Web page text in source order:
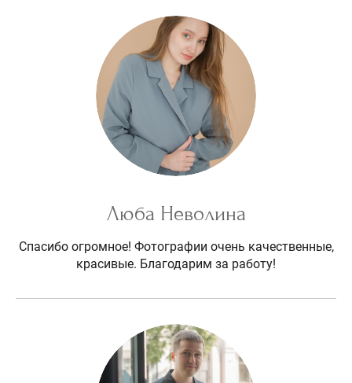
Люба Неволина
Спасибо огромное! Фотографии очень качественные,
красивые. Благодарим за работу!